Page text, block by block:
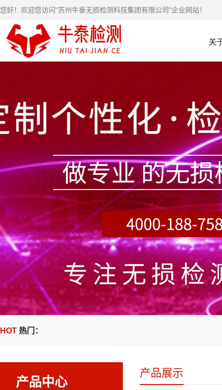
您好！欢迎您访问"苏州牛泰无损检测科技集团有限公司"企业网站！
关
HOT 热门：
产品中心
产品展示